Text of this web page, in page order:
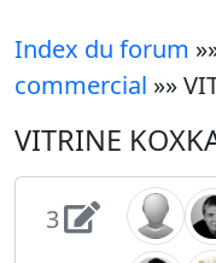
Index du forum
commercial »»
VITRINE
3